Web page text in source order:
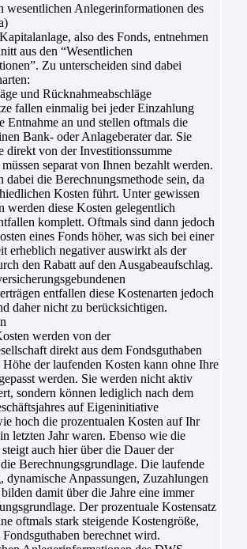
wesentlichen Anlegerinformationen des
also des Fonds, entnehmen
aus den “Wesentlichen
Zu unterscheiden sind dabei
und Rücknahmeabschläge
fallen einmalig bei jeder Einzahlung
Entnahme an und stellen oftmals die
Bank- oder Anlageberater dar. Sie
direkt von der Investitionssumme
separat von Ihnen bezahlt werden.
dabei die Berechnungsmethode sein, da
Kosten führt. Unter gewissen
werden diese Kosten gelegentlich
komplett. Oftmals sind dann jedoch
eines Fonds höher, was sich bei einer
erheblich negativer auswirkt als der
den Rabatt auf den Ausgabeaufschlag.
entfallen diese Kostenarten jedoch
daher nicht zu berücksichtigen.
werden von der
direkt aus dem Fondsguthaben
der laufenden Kosten kann ohne Ihre
werden. Sie werden nicht aktiv
sondern können lediglich nach dem
auf Eigeninitiative
hoch die prozentualen Kosten auf Ihr
letzten Jahr waren. Ebenso wie die
auch hier über die Dauer der
Berechnungsgrundlage. Die laufende
dynamische Anpassungen, Zuzahlungen
damit über die Jahre eine immer
Der prozentuale Kostensatz
oftmals stark steigende Kostengröße,
berechnet wird.